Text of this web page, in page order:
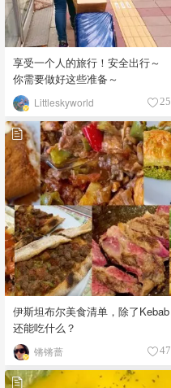
享受一个人的旅行！安全出行～
你需要做好这些准备～
Littleskyworld 25
伊斯坦布尔美食清单，除了Kebab
还能吃什么？
锵锵蔷 47